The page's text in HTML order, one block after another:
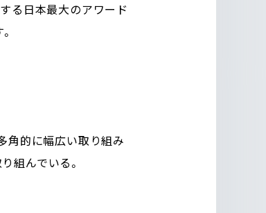
る日本最大のアワード
角的に幅広い取り組み
組んでいる。